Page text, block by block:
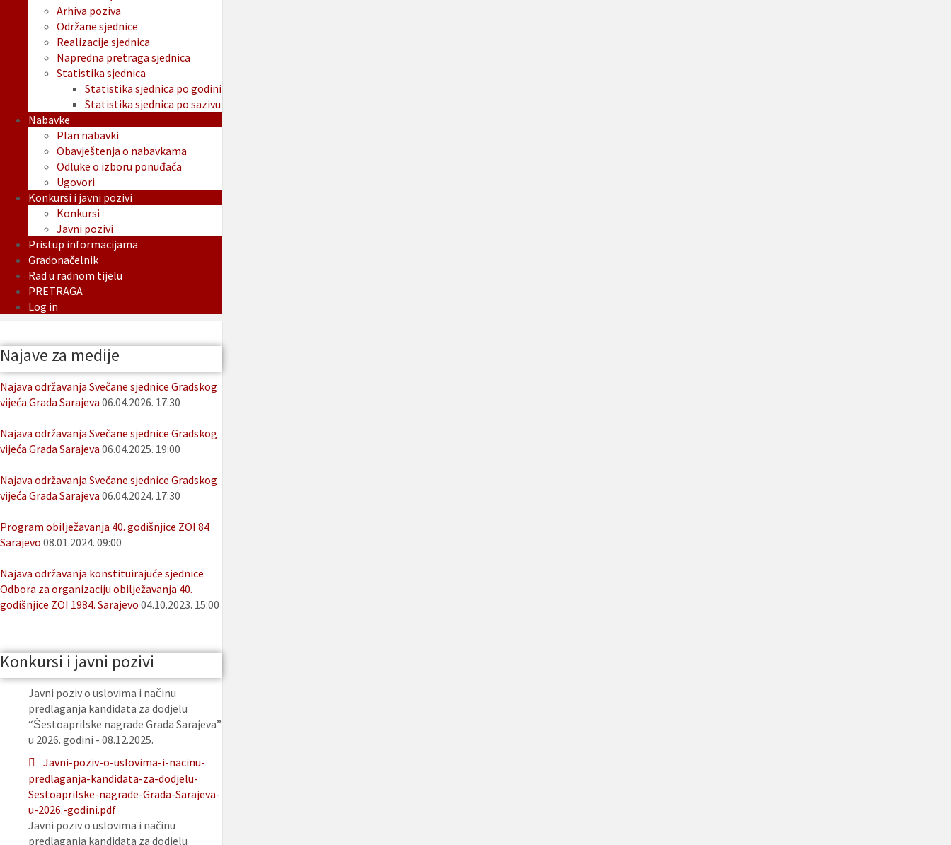
Arhiva poziva
Održane sjednice
Realizacije sjednica
Napredna pretraga sjednica
Statistika sjednica
Statistika sjednica po godini
Statistika sjednica po sazivu
Nabavke
Plan nabavki
Obavještenja o nabavkama
Odluke o izboru ponuđača
Ugovori
Konkursi i javni pozivi
Konkursi
Javni pozivi
Pristup informacijama
Gradonačelnik
Rad u radnom tijelu
PRETRAGA
Log in
Najave za medije
Najava održavanja Svečane sjednice Gradskog
vijeća Grada Sarajeva 06.04.2026. 17:30
Najava održavanja Svečane sjednice Gradskog
vijeća Grada Sarajeva 06.04.2025. 19:00
Najava održavanja Svečane sjednice Gradskog
vijeća Grada Sarajeva 06.04.2024. 17:30
Program obilježavanja 40. godišnjice ZOI 84
Sarajevo 08.01.2024. 09:00
Najava održavanja konstituirajuće sjednice
Odbora za organizaciju obilježavanja 40.
godišnjice ZOI 1984. Sarajevo 04.10.2023. 15:00
Konkursi i javni pozivi
Javni poziv o uslovima i načinu
predlaganja kandidata za dodjelu
“Šestoaprilske nagrade Grada Sarajeva”
u 2026. godini - 08.12.2025.
Javni-poziv-o-uslovima-i-nacinu-
predlaganja-kandidata-za-dodjelu-
Sestoaprilske-nagrade-Grada-Sarajeva-
u-2026.-godini.pdf
Javni poziv o uslovima i načinu
predlaganja kandidata za dodjelu